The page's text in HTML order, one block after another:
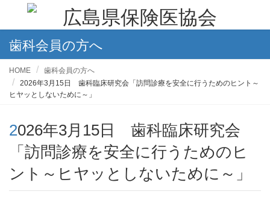
歯科会員の方へ
HOME
歯科会員の方へ
2026年3月15日 歯科臨床研究会「訪問診療を安全に行うためのヒント～
ヒヤッとしないために～」
2026年3月15日 歯科臨床研究会
「訪問診療を安全に行うためのヒ
ント～ヒヤッとしないために～」